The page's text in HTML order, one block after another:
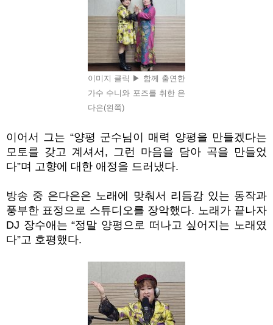
이미지 클릭 ▶ 함께 출연한
가수 수니와 포즈를 취한 은
다은(왼쪽)
이어서 그는 “양평 군수님이 매력 양평을 만들겠다는
모토를 갖고 계셔서, 그런 마음을 담아 곡을 만들었
다”며 고향에 대한 애정을 드러냈다.
방송 중 은다은은 노래에 맞춰서 리듬감 있는 동작과
풍부한 표정으로 스튜디오를 장악했다. 노래가 끝나자
DJ 장수애는 “정말 양평으로 떠나고 싶어지는 노래였
다”고 호평했다.